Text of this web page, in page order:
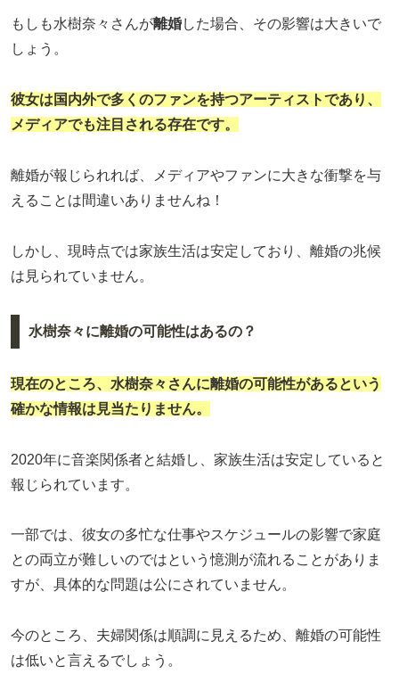
もしも水樹奈々さんが離婚した場合、その影響は大きいで
しょう。
彼女は国内外で多くのファンを持つアーティストであり、
メディアでも注目される存在です。
離婚が報じられれば、メディアやファンに大きな衝撃を与
えることは間違いありませんね！
しかし、現時点では家族生活は安定しており、離婚の兆候
は見られていません。
水樹奈々に離婚の可能性はあるの？
現在のところ、水樹奈々さんに離婚の可能性があるという
確かな情報は見当たりません。
2020年に音楽関係者と結婚し、家族生活は安定していると
報じられています。
一部では、彼女の多忙な仕事やスケジュールの影響で家庭
との両立が難しいのではという憶測が流れることがありま
すが、具体的な問題は公にされていません。
今のところ、夫婦関係は順調に見えるため、離婚の可能性
は低いと言えるでしょう。